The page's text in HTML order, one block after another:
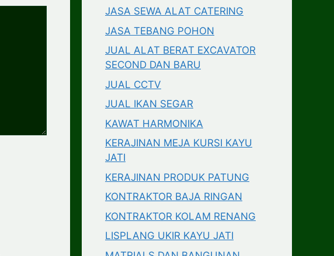
JASA SEWA ALAT CATERING
JASA TEBANG POHON
JUAL ALAT BERAT EXCAVATOR
SECOND DAN BARU
JUAL CCTV
JUAL IKAN SEGAR
KAWAT HARMONIKA
KERAJINAN MEJA KURSI KAYU
JATI
KERAJINAN PRODUK PATUNG
KONTRAKTOR BAJA RINGAN
KONTRAKTOR KOLAM RENANG
LISPLANG UKIR KAYU JATI